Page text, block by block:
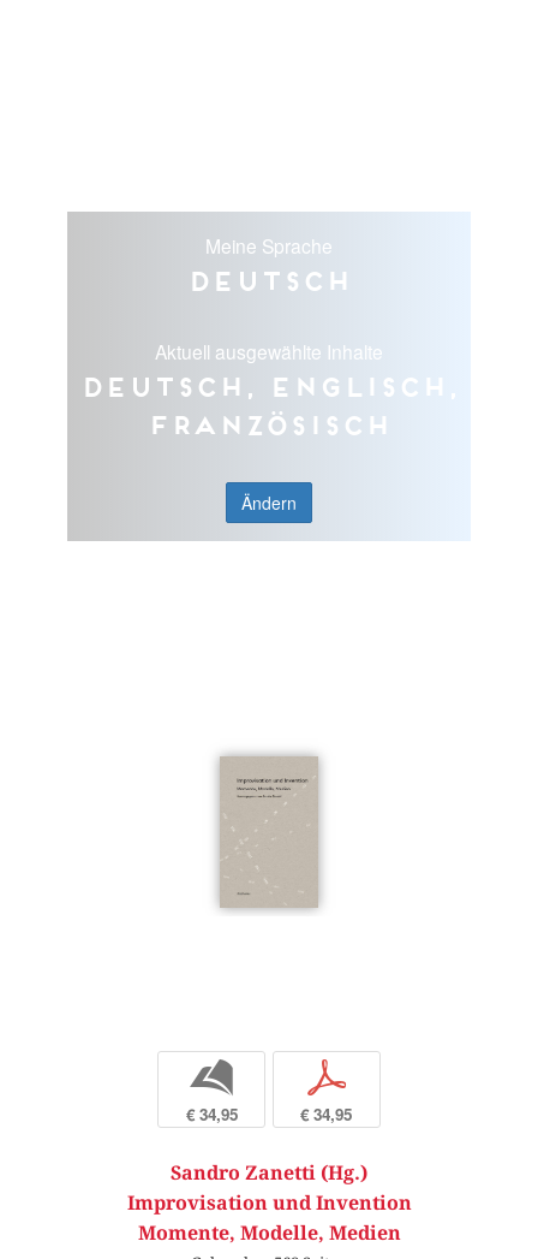
Meine Sprache
Deutsch
Aktuell ausgewählte Inhalte
Deutsch, Englisch,
Französisch
Ändern
b
€ 34,95
p
€ 34,95
Sandro Zanetti (Hg.)
Improvisation und Invention
Momente, Modelle, Medien